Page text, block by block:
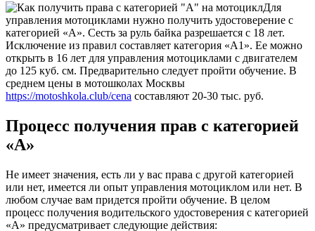
Для
управления мотоциклами нужно получить удостоверение с
категорией «А». Сесть за руль байка разрешается с 18 лет.
Исключение из правил составляет категория «А1». Ее можно
открыть в 16 лет для управления мотоциклами с двигателем
до 125 куб. см. Предварительно следует пройти обучение. В
среднем цены в мотошколах Москвы
https://motoshkola.club/cena составляют 20-30 тыс. руб.
Процесс получения прав с категорией
«А»
Не имеет значения, есть ли у вас права с другой категорией
или нет, имеется ли опыт управления мотоциклом или нет. В
любом случае вам придется пройти обучение. В целом
процесс получения водительского удостоверения с категорией
«А» предусматривает следующие действия: